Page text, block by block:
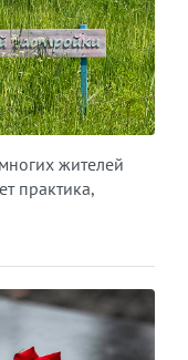
жителей
практика,